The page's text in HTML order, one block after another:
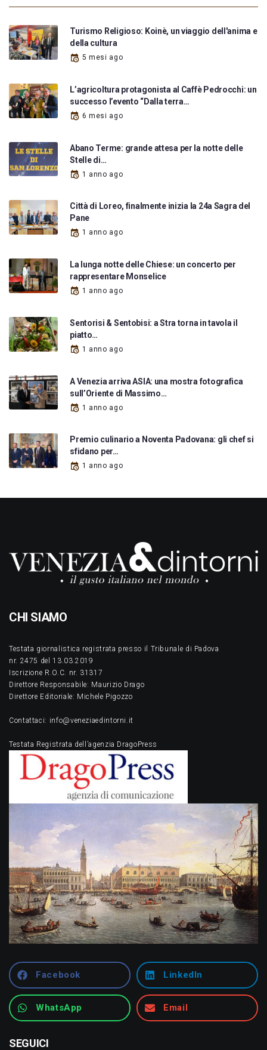
Turismo Religioso: Koinè, un viaggio dell'anima e
della cultura
5 mesi ago
L’agricoltura protagonista al Caffè Pedrocchi: un
successo l’evento “Dalla terra…
6 mesi ago
Abano Terme: grande attesa per la notte delle
Stelle di…
1 anno ago
Città di Loreo, finalmente inizia la 24a Sagra del
Pane
1 anno ago
La lunga notte delle Chiese: un concerto per
rappresentare Monselice
1 anno ago
Sentorisi & Sentobisi: a Stra torna in tavola il
piatto…
1 anno ago
A Venezia arriva ASIA: una mostra fotografica
sull’Oriente di Massimo…
1 anno ago
Premio culinario a Noventa Padovana: gli chef si
sfidano per…
1 anno ago
CHI SIAMO
Testata giornalistica registrata presso il Tribunale di Padova
nr. 2475 del 13.03.2019
Iscrizione R.O.C. nr. 31317
Direttore Responsabile: Maurizio Drago
Direttore Editoriale: Michele Pigozzo
Contattaci: info@veneziaedintorni.it
Testata Registrata dell’agenzia DragoPress
Facebook LinkedIn
WhatsApp Email
SEGUICI